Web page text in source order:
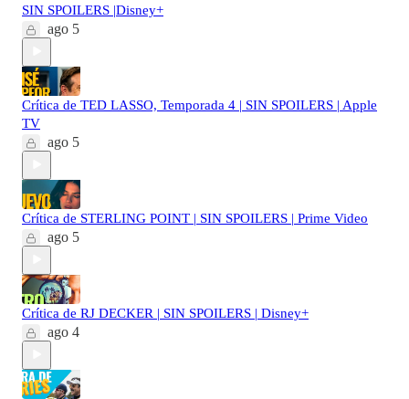
SIN SPOILERS |Disney+
ago 5
Crítica de TED LASSO, Temporada 4 | SIN SPOILERS | Apple
TV
ago 5
Crítica de STERLING POINT | SIN SPOILERS | Prime Video
ago 5
Crítica de RJ DECKER | SIN SPOILERS | Disney+
ago 4